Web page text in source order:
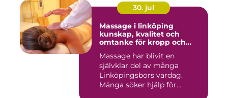
30. jul
Massage i linköping
kunskap, kvalitet och
omtanke för kropp och
Massage har blivit en
självklar del av många
Linköpingsbors vardag.
Många söker hjälp för